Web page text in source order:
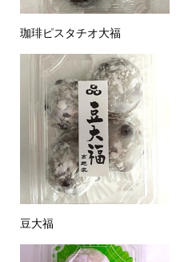
珈琲ピスタチオ大福
豆大福